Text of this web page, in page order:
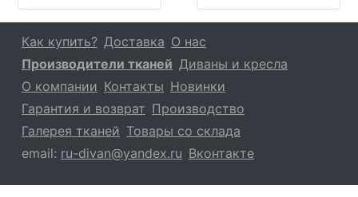
Как купить? Доставка О нас
Производители тканей Диваны и кресла
О компании Контакты Новинки
Гарантия и возврат Производство
Галерея тканей Товары со склада
email: ru-divan@yandex.ru Вконтакте